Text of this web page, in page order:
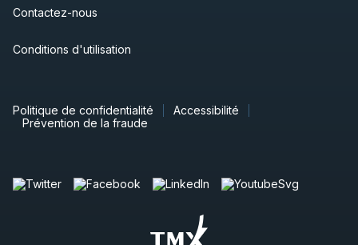
Contactez-nous
Conditions d'utilisation
Politique de confidentialité
Accessibilité
Prévention de la fraude